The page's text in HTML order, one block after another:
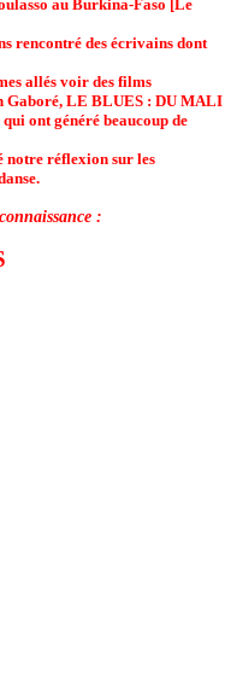
au Burkina-Faso [Le
rencontré des écrivains dont
allés voir des films
Gaboré, LE BLUES : DU MALI
ont généré beaucoup de
notre réflexion sur les
: